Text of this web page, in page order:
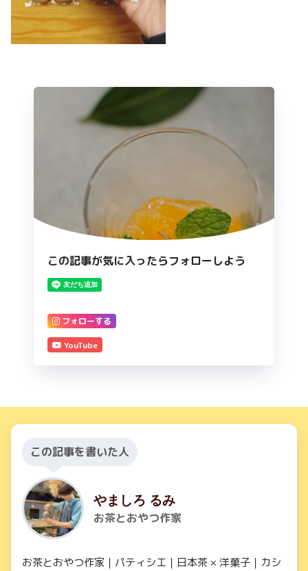
この記事が気に入ったらフォローしよう
フォローする
YouTube
この記事を書いた人
やましろ るみ
お茶とおやつ作家
お茶とおやつ作家｜パティシエ｜日本茶 × 洋菓子｜カシ